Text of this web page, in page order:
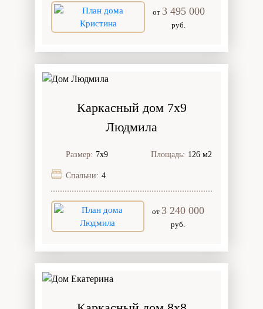
от 3 495 000
руб.
Каркасный дом 7х9
Людмила
Размер: 7х9 Площадь: 126 м2
Спальни: 4
от 3 240 000
руб.